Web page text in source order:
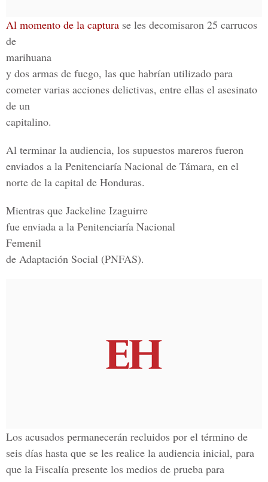
Al momento de la captura se les decomisaron 25 carrucos
de
marihuana
y dos armas de fuego, las que habrían utilizado para
cometer varias acciones delictivas, entre ellas el asesinato
de un
capitalino.
Al terminar la audiencia, los supuestos mareros fueron
enviados a la Penitenciaría Nacional de Támara, en el
norte de la capital de Honduras.
Mientras que Jackeline Izaguirre
fue enviada a la Penitenciaría Nacional
Femenil
de Adaptación Social (PNFAS).
Los acusados permanecerán recluidos por el término de
seis días hasta que se les realice la audiencia inicial, para
que la Fiscalía presente los medios de prueba para